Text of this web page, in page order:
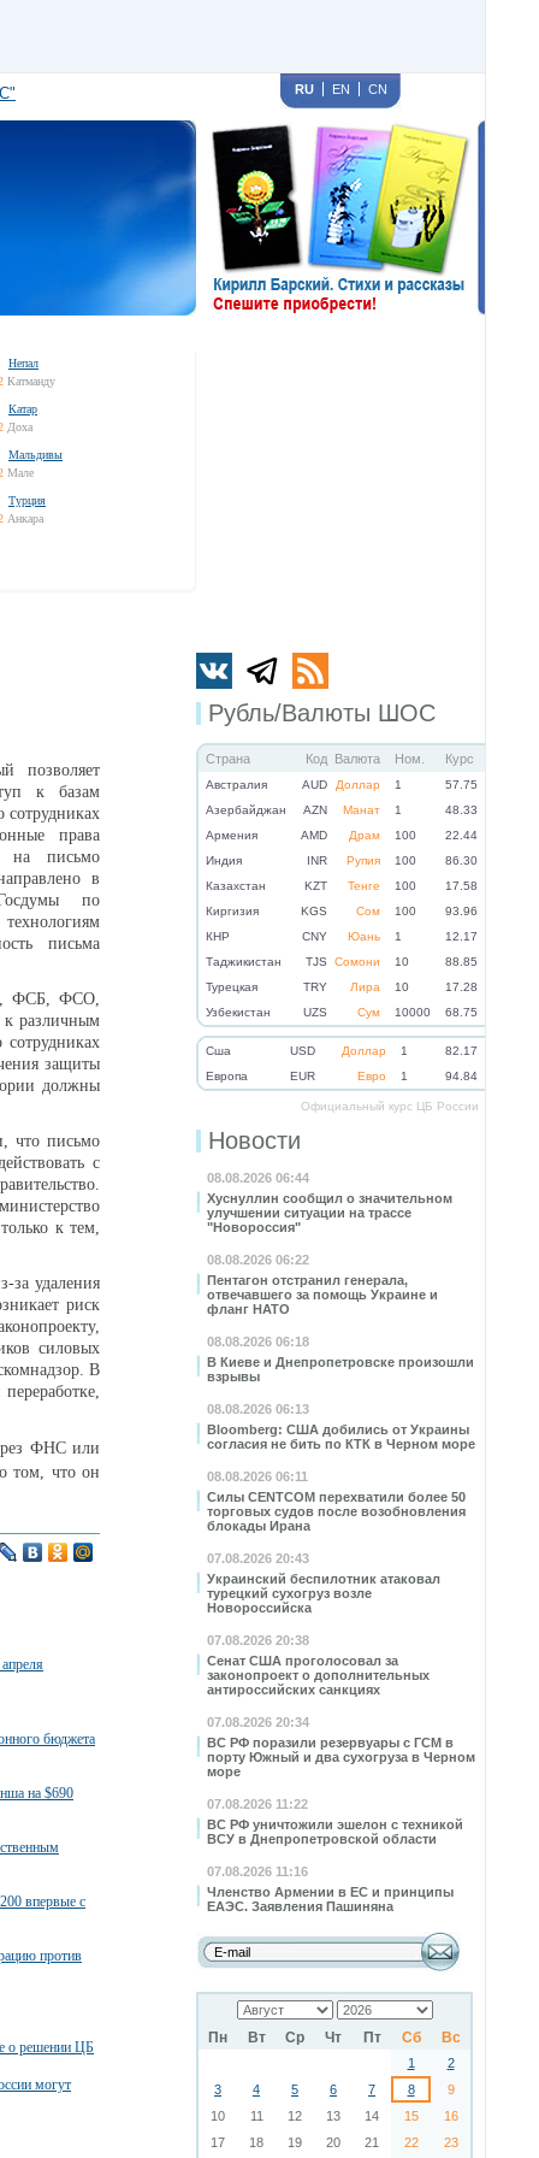
RU EN CN
Непал
Катманду
Катар
Доха
Мальдивы
Мале
Турция
Анкара
Рубль/Валюты ШОС
Страна Код Валюта Ном. Курс
Австралия AUD Доллар 1
57.75
Азербайджан
AZN Манат 1
48.33
Армения
AMD Драм 100
22.44
Индия
INR Рупия 100
86.30
Казахстан
KZT Тенге 100
17.58
Киргизия
KGS Сом 100
93.96
КНР
CNY Юань 1
12.17
Таджикистан
TJS Сомони 10
88.85
Турецкая
TRY Лира 10
17.28
Узбекистан
UZS Сум 10000 68.75
Cша USD Доллар 1
82.17
Eвропа
EUR Евро 1 94.84
Официальный курс ЦБ России
Новости
08.08.2026 06:44
Хуснуллин сообщил о значительном
улучшении ситуации на трассе
"Новороссия"
08.08.2026 06:22
Пентагон отстранил генерала,
отвечавшего за помощь Украине и
фланг НАТО
08.08.2026 06:18
В Киеве и Днепропетровске произошли
взрывы
08.08.2026 06:13
Bloomberg: США добились от Украины
согласия не бить по КТК в Черном море
08.08.2026 06:11
Силы CENTCOM перехватили более 50
торговых судов после возобновления
блокады Ирана
07.08.2026 20:43
Украинский беспилотник атаковал
турецкий сухогруз возле
Новороссийска
07.08.2026 20:38
Сенат США проголосовал за
законопроект о дополнительных
антироссийских санкциях
07.08.2026 20:34
ВС РФ поразили резервуары с ГСМ в
порту Южный и два сухогруза в Черном
море
07.08.2026 11:22
ВС РФ уничтожили эшелон с техникой
ВСУ в Днепропетровской области
07.08.2026 11:16
Членство Армении в ЕС и принципы
ЕАЭС. Заявления Пашиняна
Пн Вт Ср Чт Пт Сб Вс
1
2
3
4 5 6 7 8
9
10
11 12 13 14 15
16
17
18 19 20 21 22
23
позволяет
к базам
сотрудниках
права
письмо
в
по
письма
ФСБ, ФСО,
к различным
защиты
должны
что письмо
с
к тем,
за удаления
риск
силовых
В
ФНС или
том, что он
бюджета
на $690
впервые с
против
о решении ЦБ
могут